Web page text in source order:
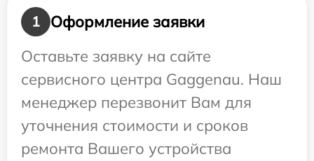
1
Оформление заявки
Оставьте заявку на сайте
сервисного центра Gaggenau. Наш
менеджер перезвонит Вам для
уточнения стоимости и сроков
ремонта Вашего устройства